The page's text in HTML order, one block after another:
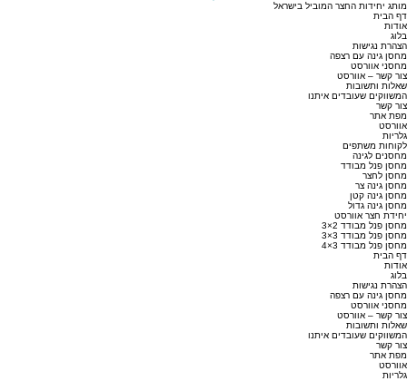
מותג יחידות החצר המוביל בישראל
דף הבית
אודות
בלוג
הצהרת נגישות
מחסן גינה עם רצפה
מחסני אוורסט
צור קשר – אוורסט
שאלות ותשובות
המשווקים שעובדים איתנו
צור קשר
מפת אתר
אוורסט
גלריות
לקוחות משתפים
מחסנים לגינה
מחסן פנל מבודד
מחסן לחצר
מחסן גינה צר
מחסן גינה קטן
מחסן גינה גדול
יחידת חצר אוורסט
מחסן פנל מבודד 2×3
מחסן פנל מבודד 3×3
מחסן פנל מבודד 3×4
דף הבית
אודות
בלוג
הצהרת נגישות
מחסן גינה עם רצפה
מחסני אוורסט
צור קשר – אוורסט
שאלות ותשובות
המשווקים שעובדים איתנו
צור קשר
מפת אתר
אוורסט
גלריות